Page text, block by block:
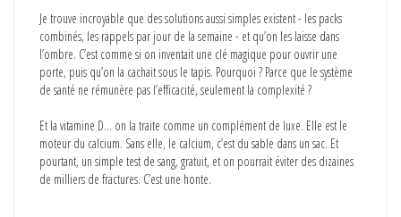
Je trouve incroyable que des solutions aussi simples existent - les packs
combinés, les rappels par jour de la semaine - et qu’on les laisse dans
l’ombre. C’est comme si on inventait une clé magique pour ouvrir une
porte, puis qu’on la cachait sous le tapis. Pourquoi ? Parce que le système
de santé ne rémunère pas l’efficacité, seulement la complexité ?
Et la vitamine D… on la traite comme un complément de luxe. Elle est le
moteur du calcium. Sans elle, le calcium, c’est du sable dans un sac. Et
pourtant, un simple test de sang, gratuit, et on pourrait éviter des dizaines
de milliers de fractures. C’est une honte.